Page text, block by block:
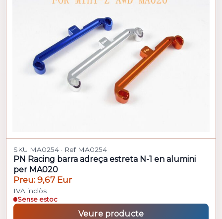
SKU MA0254 · Ref MA0254
PN Racing barra adreça estreta N-1 en alumini
per MA020
Preu: 9,67 Eur
IVA inclòs
Sense estoc
Veure producte